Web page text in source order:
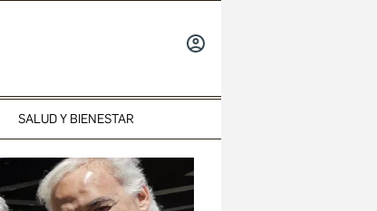
SALUD Y BIENESTAR